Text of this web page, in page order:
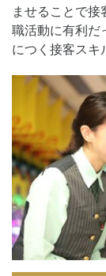
ませることで
職活動に有利だ
につく接客スキ